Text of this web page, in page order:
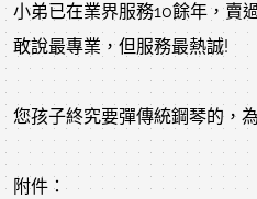
小弟已在業界服務10餘年，賣
敢說最專業，但服務最熱誠!
您孩子終究要彈傳統鋼琴的，
附件：